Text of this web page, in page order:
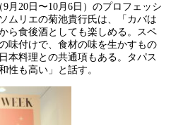
9月20日〜10月6日）のプロフェッシ
ムリエの菊池貴行氏は、「カバは
ら食後酒としても楽しめる。スペ
味付けで、食材の味を生かすもの
本料理との共通項もある。タパス
性も高い」と話す。